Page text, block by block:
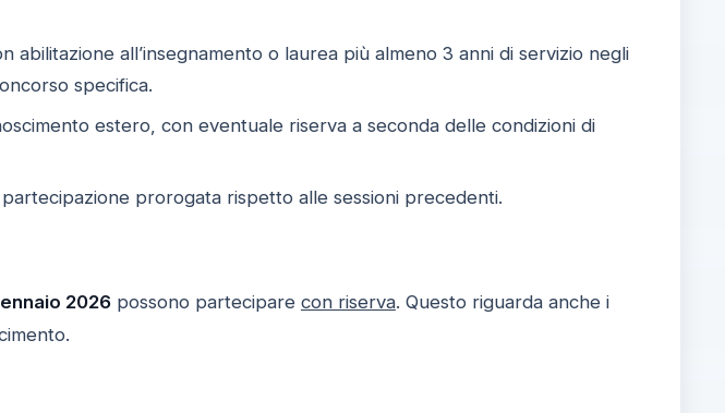
abilitazione all’insegnamento o laurea più almeno 3 anni di servizio negli
specifica.
estero, con eventuale riserva a seconda delle condizioni di
prorogata rispetto alle sessioni precedenti.
2026possono partecipare con riserva. Questo riguarda anche i